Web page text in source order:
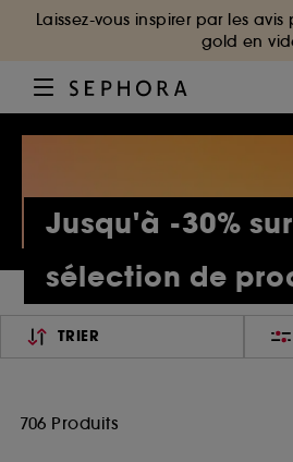
Laissez-vous inspirer par les
gold en
Jusqu'à -30%
sélection de
TRIER
706 Produits